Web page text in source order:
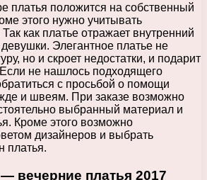
платья положится на собственный
этого нужно учитывать
как платье отражает внутренний
Элегантное платье не
но и скроет недостатки, и подарит
не нашлось подходящего
с просьбой о помощи
и швеям. При заказе возможно
выбранный материал и
Кроме этого возможно
дизайнеров и выбрать
платья.
вечерние платья 2017